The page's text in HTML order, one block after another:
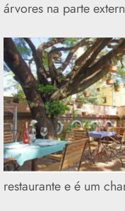
árvores na parte
restaurante e é um